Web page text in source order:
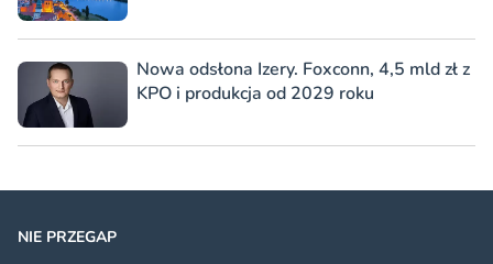
Nowa odsłona Izery. Foxconn, 4,5 mld zł z
KPO i produkcja od 2029 roku
NIE PRZEGAP